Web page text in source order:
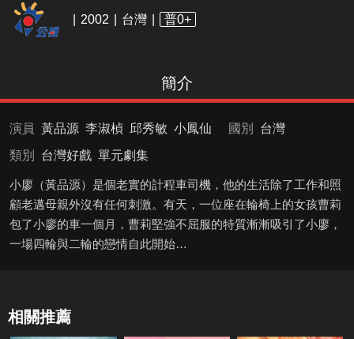
2002 台灣 普0+
簡介
演員 黃品源 李淑楨 邱秀敏 小鳳仙 國別
台灣
類別
台灣好戲 單元劇集
小廖（黃品源）是個老實的計程車司機，他的生活除了工作和照
顧老邁母親外沒有任何刺激。有天，一位座在輪椅上的女孩曹莉
包了小廖的車一個月，曹莉堅強不屈服的特質漸漸吸引了小廖，
一場四輪與二輪的戀情自此開始…
相關推薦